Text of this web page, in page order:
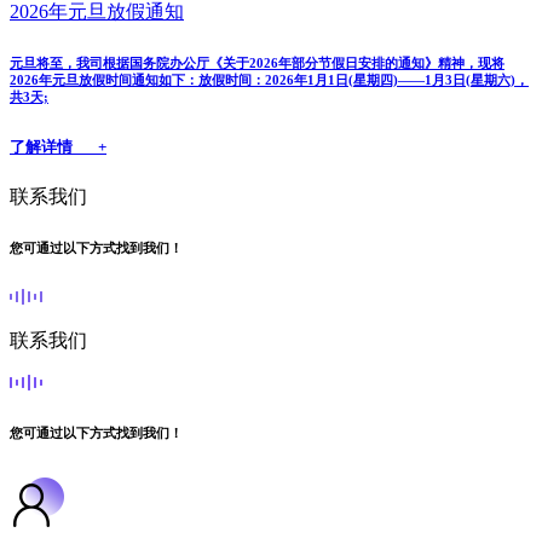
2026年元旦放假通知
元旦将至，我司根据国务院办公厅《关于2026年部分节假日安排的通知》精神，现将
2026年元旦放假时间通知如下：放假时间：2026年1月1日(星期四)——1月3日(星期六)，
共3天;
了解详情 +
联系我们
您可通过以下方式找到我们！
联系我们
您可通过以下方式找到我们！